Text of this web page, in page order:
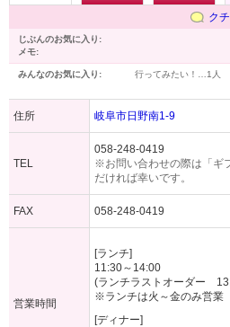
ク
じぶんのお気に入り:
メモ:
みんなのお気に入り: 行ってみたい！… 1人
住所 岐阜市日野南1-9
TEL
058-248-0419
※お問い合わせの際は「ギ
だければ幸いです。
FAX 058-248-0419
営業時間
[ランチ]
11:30～14:00
(ランチラストオーダー
※ランチは火～金のみ営業
[ディナー]